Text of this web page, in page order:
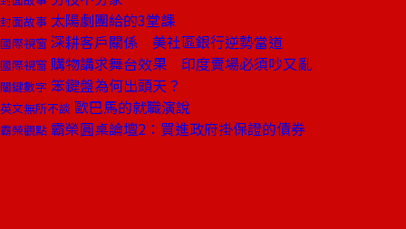
封面故事 太陽劇團給的3堂課
國際視窗 深耕客戶關係 美社區銀行逆勢當道
國際視窗 購物講求舞台效果 印度賣場必須吵又亂
關鍵數字 笨鍵盤為何出頭天？
英文無所不談 歐巴馬的就職演說
霸榮觀點 霸榮圓桌論壇2：買進政府掛保證的債券